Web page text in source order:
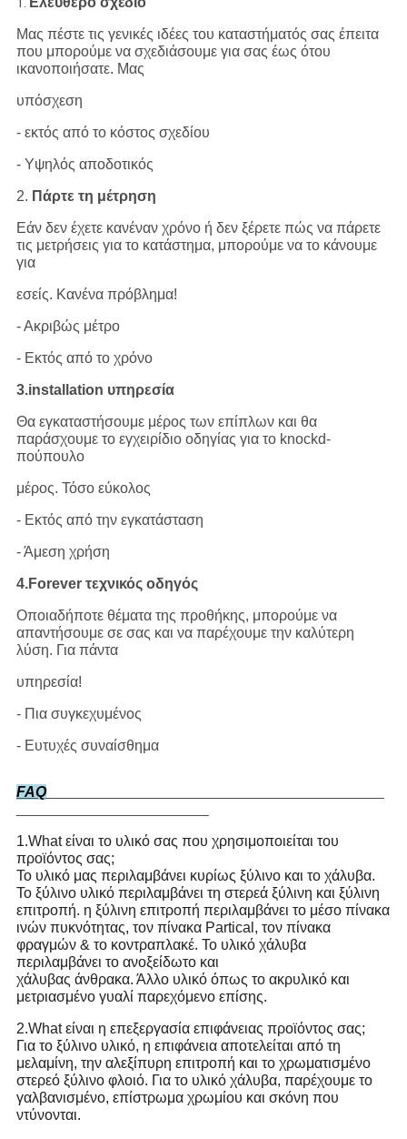
1.
Μας πέστε τις γενικές ιδέες του καταστήματός σας έπειτα
που μπορούμε να σχεδιάσουμε για σας έως ότου
ικανοποιήσατε. Μας
υπόσχεση
- εκτός από το κόστος σχεδίου
- Υψηλός αποδοτικός
2. Πάρτε τη μέτρηση
Εάν δεν έχετε κανέναν χρόνο ή δεν ξέρετε πώς να πάρετε
τις μετρήσεις για το κατάστημα, μπορούμε να το κάνουμε
για
εσείς. Κανένα πρόβλημα!
- Ακριβώς μέτρο
- Εκτός από το χρόνο
3.installation υπηρεσία
Θα εγκαταστήσουμε μέρος των επίπλων και θα
παράσχουμε το εγχειρίδιο οδηγίας για το knockd-
πούπουλο
μέρος. Τόσο εύκολος
- Εκτός από την εγκατάσταση
- Άμεση χρήση
4.Forever τεχνικός οδηγός
Οποιαδήποτε θέματα της προθήκης, μπορούμε να
απαντήσουμε σε σας και να παρέχουμε την καλύτερη
λύση. Για πάντα
υπηρεσία!
- Πια συγκεχυμένος
- Ευτυχές συναίσθημα
FAQ
1.What είναι το υλικό σας που χρησιμοποιείται του
προϊόντος σας;
Το υλικό μας περιλαμβάνει κυρίως ξύλινο και το χάλυβα.
Το ξύλινο υλικό περιλαμβάνει τη στερεά ξύλινη και ξύλινη
επιτροπή. η ξύλινη επιτροπή περιλαμβάνει το μέσο πίνακα
ινών πυκνότητας, τον πίνακα Partical, τον πίνακα
φραγμών & το κοντραπλακέ. Το υλικό χάλυβα
περιλαμβάνει το ανοξείδωτο και
χάλυβας άνθρακα. Άλλο υλικό όπως το ακρυλικό και
μετριασμένο γυαλί παρεχόμενο επίσης.
2.What είναι η επεξεργασία επιφάνειας προϊόντος σας;
Για το ξύλινο υλικό, η επιφάνεια αποτελείται από τη
μελαμίνη, την αλεξίπυρη επιτροπή και το χρωματισμένο
στερεό ξύλινο φλοιό. Για το υλικό χάλυβα, παρέχουμε το
γαλβανισμένο, επίστρωμα χρωμίου και σκόνη που
ντύνονται.